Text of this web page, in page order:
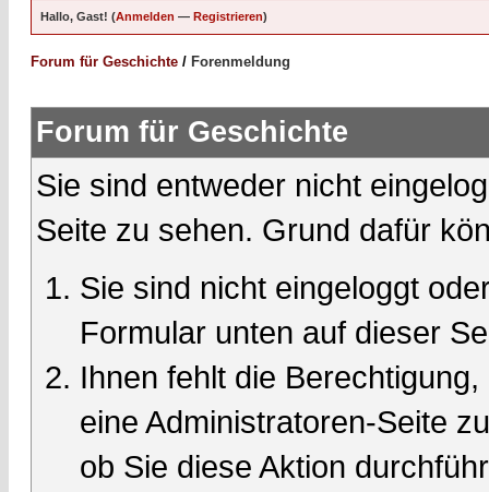
Hallo, Gast! (Anmelden — Registrieren)
Forum für Geschichte / Forenmeldung
Forum für Geschichte
Sie sind entweder nicht
Seite zu sehen. Grund dafür
Sie sind nicht eingeloggt
Formular unten auf dieser
Ihnen fehlt die
eine Administratoren-Seite
ob Sie diese Aktion